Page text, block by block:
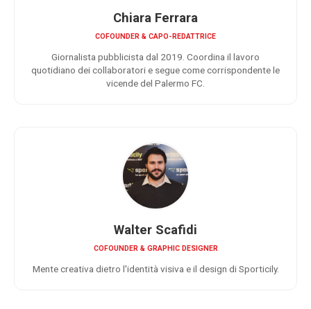
Chiara Ferrara
COFOUNDER & CAPO-REDATTRICE
Giornalista pubblicista dal 2019. Coordina il lavoro
quotidiano dei collaboratori e segue come corrispondente le
vicende del Palermo FC.
Walter Scafidi
COFOUNDER & GRAPHIC DESIGNER
Mente creativa dietro l'identità visiva e il design di Sporticily.